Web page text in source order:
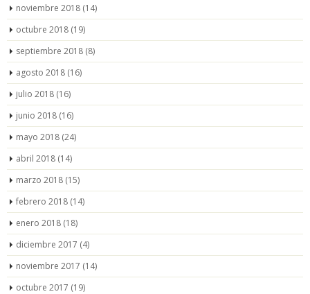
noviembre 2018 (14)
octubre 2018 (19)
septiembre 2018 (8)
agosto 2018 (16)
julio 2018 (16)
junio 2018 (16)
mayo 2018 (24)
abril 2018 (14)
marzo 2018 (15)
febrero 2018 (14)
enero 2018 (18)
diciembre 2017 (4)
noviembre 2017 (14)
octubre 2017 (19)